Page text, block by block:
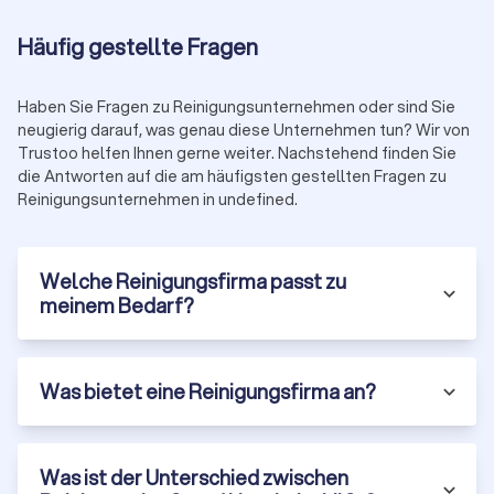
Reinigungsdienste können sowohl für private Haushalte als
anbieten.
Wie viele Quadratmeter schafft eine
Reinigungskraft in der Stunde?
der Reinigungsarbeiten, der Ausstattung der Reinigungsfirma
und der Erfahrung der Reinigungskraft. Die
Quadratmetern reichen. Die genaue Angabe sollte jedoch
von verschiedenen Einflussfaktoren abhängt.
Was ist der Unterschied zwischen
Häufig gestellte Fragen
Haben Sie Fragen zu Reinigungsunternehmen oder sind Sie
neugierig darauf, was genau diese Unternehmen tun? Wir von
Trustoo helfen Ihnen gerne weiter. Nachstehend finden Sie
die Antworten auf die am häufigsten gestellten Fragen zu
Reinigungsunternehmen in undefined.
Welche Reinigungsfirma passt zu
meinem Bedarf?
Was bietet eine Reinigungsfirma an?
Was ist der Unterschied zwischen